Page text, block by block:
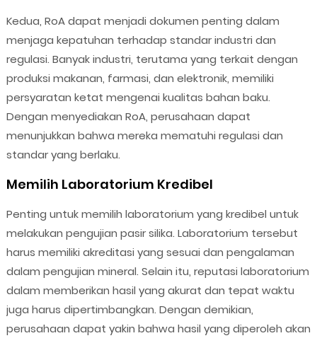
Kedua, RoA dapat menjadi dokumen penting dalam
menjaga kepatuhan terhadap standar industri dan
regulasi. Banyak industri, terutama yang terkait dengan
produksi makanan, farmasi, dan elektronik, memiliki
persyaratan ketat mengenai kualitas bahan baku.
Dengan menyediakan RoA, perusahaan dapat
menunjukkan bahwa mereka mematuhi regulasi dan
standar yang berlaku.
Memilih Laboratorium Kredibel
Penting untuk memilih laboratorium yang kredibel untuk
melakukan pengujian pasir silika. Laboratorium tersebut
harus memiliki akreditasi yang sesuai dan pengalaman
dalam pengujian mineral. Selain itu, reputasi laboratorium
dalam memberikan hasil yang akurat dan tepat waktu
juga harus dipertimbangkan. Dengan demikian,
perusahaan dapat yakin bahwa hasil yang diperoleh akan